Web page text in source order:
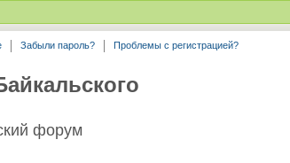
Забыли пароль? Проблемы с регистрацией?
форум